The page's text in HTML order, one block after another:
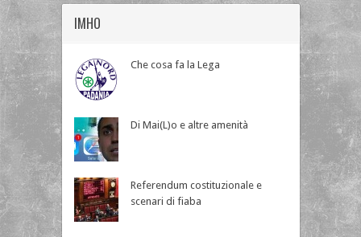
IMHO
Che cosa fa la Lega
Di Mai(L)o e altre amenità
Referendum costituzionale e
scenari di fiaba